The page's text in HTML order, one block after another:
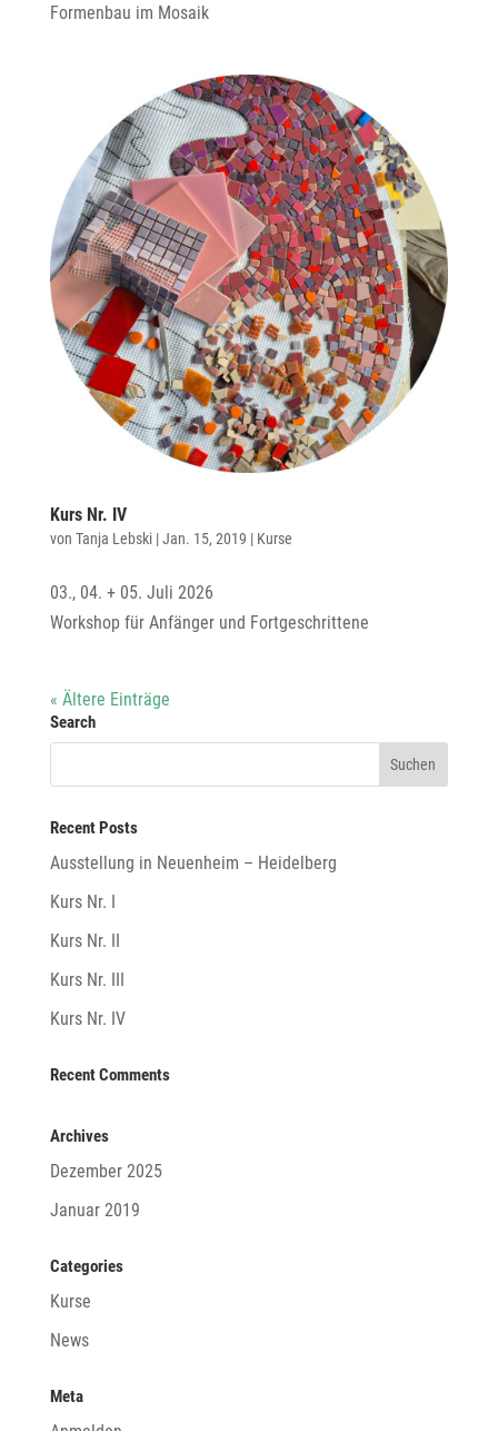
Formenbau im Mosaik
Kurs Nr. IV
von Tanja Lebski|Jan. 15, 2019 | Kurse
03., 04. + 05. Juli 2026
Workshop für Anfänger und Fortgeschrittene
« Ältere Einträge
Search
Recent Posts
Ausstellung in Neuenheim – Heidelberg
Kurs Nr. I
Kurs Nr. II
Kurs Nr. III
Kurs Nr. IV
Recent Comments
Archives
Dezember 2025
Januar 2019
Categories
Kurse
News
Meta